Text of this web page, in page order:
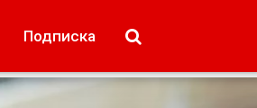
Подписка
карьера
Свадьба недели